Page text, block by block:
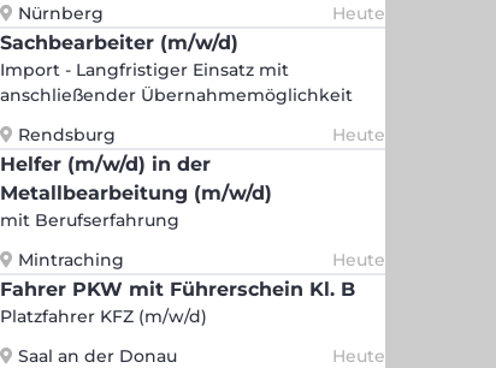
Nürnberg
Heute
Sachbearbeiter (m/w/d)
Import - Langfristiger Einsatz mit
anschließender Übernahmemöglichkeit
Rendsburg
Heute
Helfer (m/w/d) in der
Metallbearbeitung (m/w/d)
mit Berufserfahrung
Mintraching
Heute
Fahrer PKW mit Führerschein Kl. B
Platzfahrer KFZ (m/w/d)
Saal an der Donau
Heute